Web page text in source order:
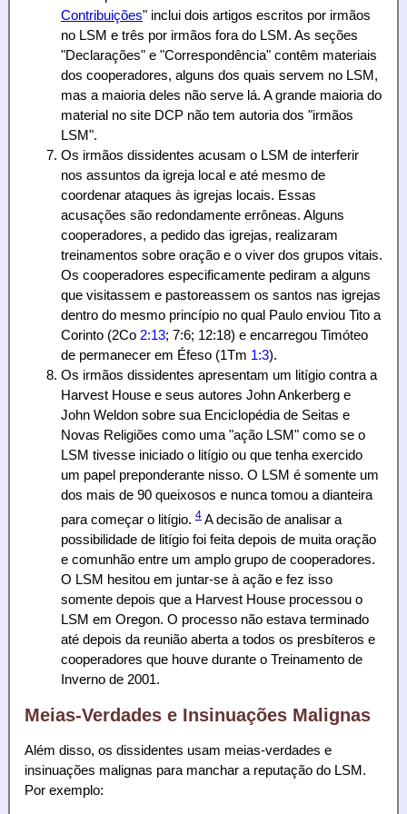
Contribuições" inclui dois artigos escritos por irmãos
no LSM e três por irmãos fora do LSM. As seções
"Declarações" e "Correspondência" contêm materiais
dos cooperadores, alguns dos quais servem no LSM,
mas a maioria deles não serve lá. A grande maioria do
material no site DCP não tem autoria dos "irmãos
LSM".
Os irmãos dissidentes acusam o LSM de interferir
nos assuntos da igreja local e até mesmo de
coordenar ataques às igrejas locais. Essas
acusações são redondamente errôneas. Alguns
cooperadores, a pedido das igrejas, realizaram
treinamentos sobre oração e o viver dos grupos vitais.
Os cooperadores especificamente pediram a alguns
que visitassem e pastoreassem os santos nas igrejas
dentro do mesmo princípio no qual Paulo enviou Tito a
Corinto (2Co 2:13; 7:6; 12:18) e encarregou Timóteo
de permanecer em Éfeso (1Tm 1:3).
Os irmãos dissidentes apresentam um litígio contra a
Harvest House e seus autores John Ankerberg e
John Weldon sobre sua Enciclopédia de Seitas e
Novas Religiões como uma "ação LSM" como se o
LSM tivesse iniciado o litígio ou que tenha exercido
um papel preponderante nisso. O LSM é somente um
dos mais de 90 queixosos e nunca tomou a dianteira
para começar o litígio. 4 A decisão de analisar a
possibilidade de litígio foi feita depois de muita oração
e comunhão entre um amplo grupo de cooperadores.
O LSM hesitou em juntar-se à ação e fez isso
somente depois que a Harvest House processou o
LSM em Oregon. O processo não estava terminado
até depois da reunião aberta a todos os presbíteros e
cooperadores que houve durante o Treinamento de
Inverno de 2001.
Meias-Verdades e Insinuações Malignas
Além disso, os dissidentes usam meias-verdades e
insinuações malignas para manchar a reputação do LSM.
Por exemplo: